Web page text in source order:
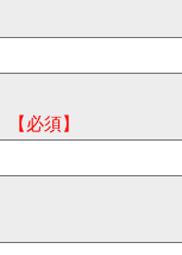
【必須】